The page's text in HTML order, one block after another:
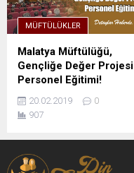
MÜFTÜLÜKLER
Malatya Müftülüğü,
Gençliğe Değer Projesi
Personel Eğitimi!
20.02.2019
0
907